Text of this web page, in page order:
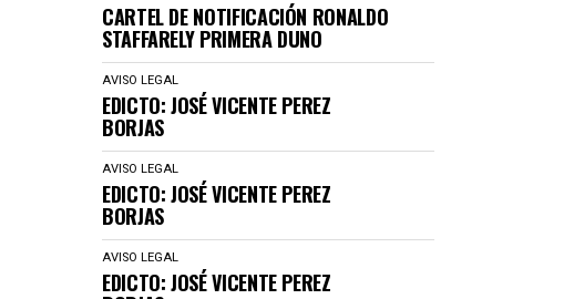
CARTEL DE NOTIFICACIÓN RONALDO
STAFFARELY PRIMERA DUNO
AVISO LEGAL
EDICTO: JOSÉ VICENTE PEREZ
BORJAS
AVISO LEGAL
EDICTO: JOSÉ VICENTE PEREZ
BORJAS
AVISO LEGAL
EDICTO: JOSÉ VICENTE PEREZ